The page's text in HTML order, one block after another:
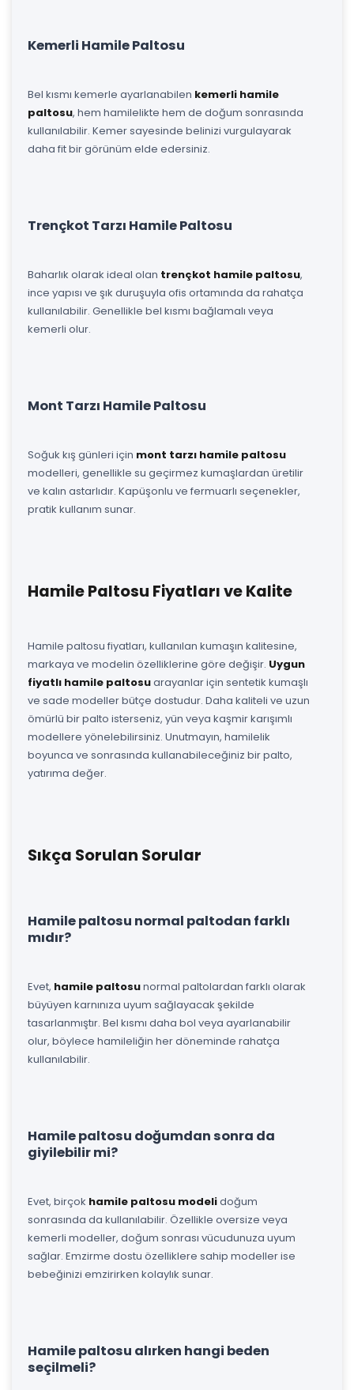
Kemerli Hamile Paltosu
Bel kısmı kemerle ayarlanabilen kemerli hamile
paltosu, hem hamilelikte hem de doğum sonrasında
kullanılabilir. Kemer sayesinde belinizi vurgulayarak
daha fit bir görünüm elde edersiniz.
Trençkot Tarzı Hamile Paltosu
Baharlık olarak ideal olan trençkot hamile paltosu,
ince yapısı ve şık duruşuyla ofis ortamında da rahatça
kullanılabilir. Genellikle bel kısmı bağlamalı veya
kemerli olur.
Mont Tarzı Hamile Paltosu
Soğuk kış günleri için mont tarzı hamile paltosu
modelleri, genellikle su geçirmez kumaşlardan üretilir
ve kalın astarlıdır. Kapüşonlu ve fermuarlı seçenekler,
pratik kullanım sunar.
Hamile Paltosu Fiyatları ve Kalite
Hamile paltosu fiyatları, kullanılan kumaşın kalitesine,
markaya ve modelin özelliklerine göre değişir. Uygun
fiyatlı hamile paltosuarayanlar için sentetik kumaşlı
ve sade modeller bütçe dostudur. Daha kaliteli ve uzun
ömürlü bir palto isterseniz, yün veya kaşmir karışımlı
modellere yönelebilirsiniz. Unutmayın, hamilelik
boyunca ve sonrasında kullanabileceğiniz bir palto,
yatırıma değer.
Sıkça Sorulan Sorular
Hamile paltosu normal paltodan farklı
mıdır?
Evet, hamile paltosunormal paltolardan farklı olarak
büyüyen karnınıza uyum sağlayacak şekilde
tasarlanmıştır. Bel kısmı daha bol veya ayarlanabilir
olur, böylece hamileliğin her döneminde rahatça
kullanılabilir.
Hamile paltosu doğumdan sonra da
giyilebilir mi?
Evet, birçok hamile paltosu modelidoğum
sonrasında da kullanılabilir. Özellikle oversize veya
kemerli modeller, doğum sonrası vücudunuza uyum
sağlar. Emzirme dostu özelliklere sahip modeller ise
bebeğinizi emzirirken kolaylık sunar.
Hamile paltosu alırken hangi beden
seçilmeli?